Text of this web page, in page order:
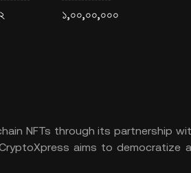
১,০০,০০,০০০
NFTs through its partnership
aims to democratize